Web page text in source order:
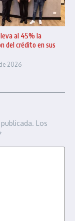
al 45% la
del crédito en sus
2026
Los